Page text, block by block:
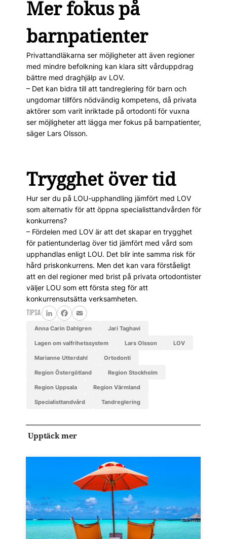
Mer fokus på
barnpatienter
Privattandläkarna ser möjligheter att även regioner
med mind­re befolkning kan klara sitt vårduppdrag
bättre med draghjälp av LOV.
– Det kan bidra till att tandreglering för barn och
ungdomar tillförs nödvändig kompetens, då privata
aktörer som varit inriktade på ortodonti för vuxna
ser möjligheter att ­lägga mer fokus på barnpatienter,
­säger Lars Olsson.
Trygghet över tid
Hur ser du på LOU-upphandling jämfört med LOV
som alternativ för att öppna specialisttandvården för
konkurrens?
– Fördelen med LOV är att det skapar en trygghet
för patientunderlag över tid jämfört med vård som
upphandlas enligt LOU. Det blir inte samma risk för
hård priskonkurrens. Men det kan vara förståeligt
att en del regioner med brist på privata ortodontister
väljer LOU som ett första steg för att
konkurrensutsätta verksamheten.
TIPSA
LinkedInFacebook
Email
Anna Carin Dahlgren Jari Taghavi
Lagen om valfrihetssystem Lars Olsson LOV
Marianne Utterdahl ortodonti
Region Östergötland Region Stockholm
Region Uppsala Region Värmland
specialisttandvård tandreglering
Upptäck mer